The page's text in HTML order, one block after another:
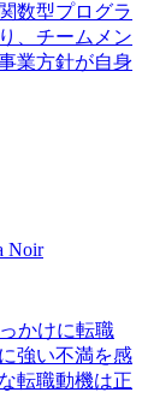
数型プログラ
、チームメン
業方針が自身
Noir
かけに転職
強い不満を感
転職動機は正